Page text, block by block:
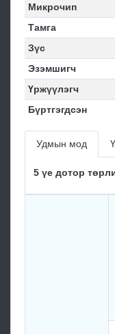
Микрочип
Тамга
Зүс
Эзэмшигч
Үржүүлэгч
Бүртгэгдсэн
Удмын мод
5 үе дотор